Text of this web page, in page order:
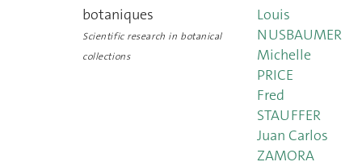
botaniques
Scientific research in botanical
collections
Louis
NUSBAUMER
Michelle
PRICE
Fred
STAUFFER
Juan Carlos
ZAMORA